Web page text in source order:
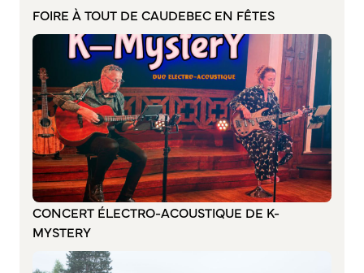
FOIRE À TOUT DE CAUDEBEC EN FÊTES
CONCERT ÉLECTRO-ACOUSTIQUE DE K-
MYSTERY
Conseil municipal des Jeunes (CMJ)
Conseil Municipal des Ados (CMA)
Conseil municipal des Sages
Grands projets
Le Centre municipal
Les Cavées Est
La Halle Couverte